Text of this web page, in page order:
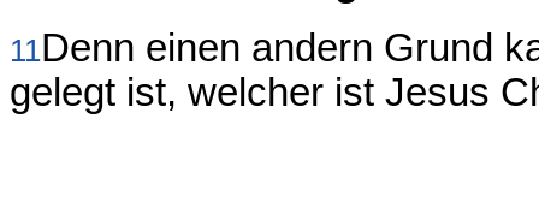
11Denn einen andern Grund
gelegt ist, welcher ist Jesus